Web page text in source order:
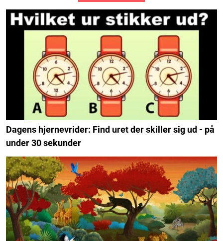
Dagens hjernevrider: Find uret der skiller sig ud - på
under 30 sekunder